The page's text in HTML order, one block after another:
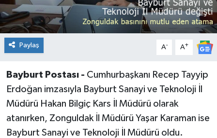
Paylaş A- A+
Bayburt Postası - Cumhurbaşkanı Recep Tayyip
Erdoğan imzasıyla Bayburt Sanayi ve Teknoloji İl
Müdürü Hakan Bilgiç Kars İl Müdürü olarak
atanırken, Zonguldak İl Müdürü Yaşar Karaman ise
Bayburt Sanayi ve Teknoloji İl Müdürü oldu.